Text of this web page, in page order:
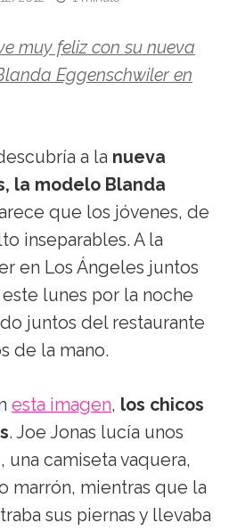
muy feliz con su nueva
Eggenschwiler en
a la nueva
la modelo Blanda
que los jóvenes, de
inseparables. A la
en Los Ángeles juntos
este lunes por la noche
juntos del restaurante
de la mano.
esta imagen, los chicos
. Joe Jonas lucía unos
una camiseta vaquera,
marrón, mientras que la
sus piernas y llevaba